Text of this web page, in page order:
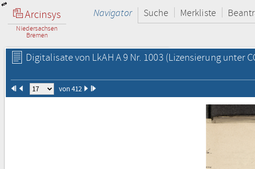
Arcinsys
Niedersachsen
Bremen
Navigator Suche Merkliste
Digitalisate von LkAH A 9 Nr. 1003 (Lizensierung unter
von 412